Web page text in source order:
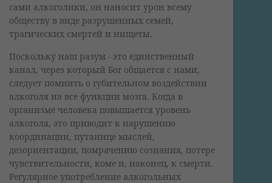
сами алкоголики, он наносит урон всему
обществу в виде разрушенных семей,
трагических смертей и нищеты.
Поскольку наш разум - это единственный
канал, через который Бог общается с нами,
следует помнить о губительном воздействии
алкоголя на все функции мозга. Когда в
организме человека повышается уровень
алкоголя, это приводит к нарушению
координации, путанице мыслей,
дезориентации, помрачению сознания, потере
чувствительности, коме и, наконец, к смерти.
Регулярное употребление алкогольных